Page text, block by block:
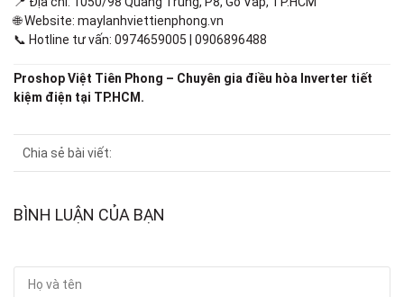
🌐 Website: maylanhviettienphong.vn
📞 Hotline tư vấn: 0974659005 | 0906896488
Proshop Việt Tiên Phong – Chuyên gia điều hòa Inverter tiết
kiệm điện tại TP.HCM.
Chia sẻ bài viết:
BÌNH LUẬN CỦA BẠN